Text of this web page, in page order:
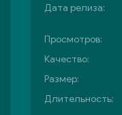
Дата релиза:
Просмотров:
Качество:
Размер:
Длительность: